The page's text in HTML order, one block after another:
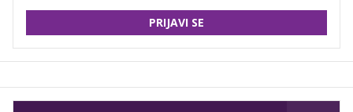
PRIJAVI SE